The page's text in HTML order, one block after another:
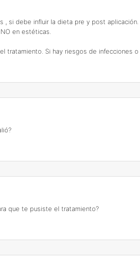
si debe influir la dieta pre y post
en estéticas.
tratamiento. Si hay riesgos de infecciones o
que te pusiste el tratamiento?